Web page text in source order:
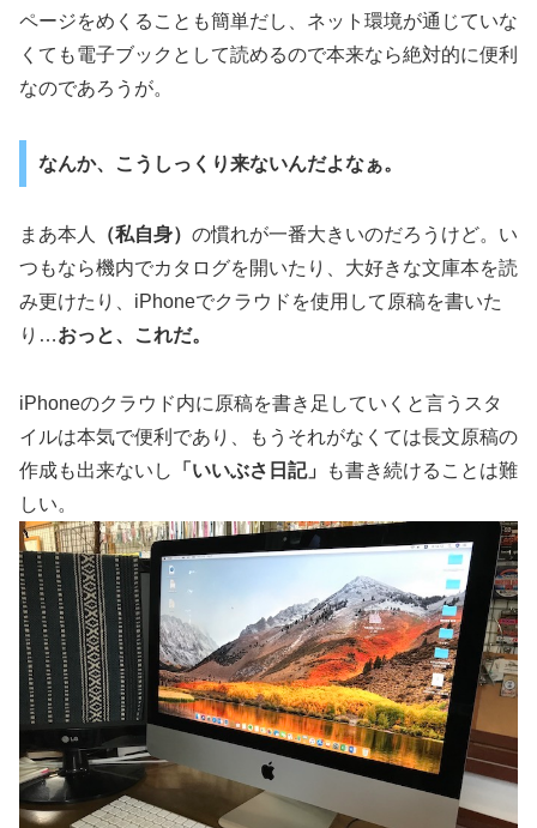
ページをめくることも簡単だし、ネット環境が通じていな
くても電子ブックとして読めるので本来なら絶対的に便利
なのであろうが。
なんか、こうしっくり来ないんだよなぁ。
まあ本人 （私自身） の慣れが一番大きいのだろうけど。い
つもなら機内でカタログを開いたり、大好きな文庫本を読
み更けたり、iPhoneでクラウドを使用して原稿を書いた
り…おっと、これだ。
iPhoneのクラウド内に原稿を書き足していくと言うスタ
イルは本気で便利であり、もうそれがなくては長文原稿の
作成も出来ないし
「いいぶさ日記」
も書き続けることは難
しい。